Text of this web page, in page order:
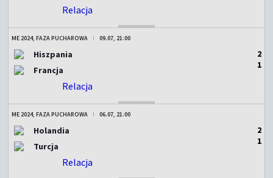
Relacja
ME 2024, FAZA PUCHAROWA 09.07, 21:00
Hiszpania
Francja
2
1
Relacja
ME 2024, FAZA PUCHAROWA 06.07, 21:00
Holandia
Turcja
2
1
Relacja